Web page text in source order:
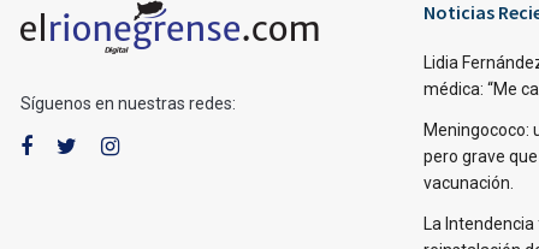
Síguenos en nuestras redes:
Noticias
Lidia
médica: “Me
Meningococo:
pero grave
vacunación.
La